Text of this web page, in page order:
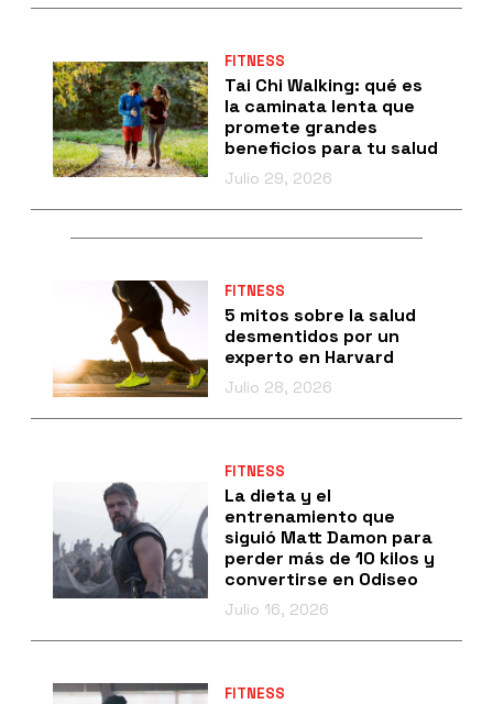
FITNESS
Tai Chi Walking: qué es
la caminata lenta que
promete grandes
beneficios para tu salud
Julio 29, 2026
FITNESS
5 mitos sobre la salud
desmentidos por un
experto en Harvard
Julio 28, 2026
FITNESS
La dieta y el
entrenamiento que
siguió Matt Damon para
perder más de 10 kilos y
convertirse en Odiseo
Julio 16, 2026
FITNESS